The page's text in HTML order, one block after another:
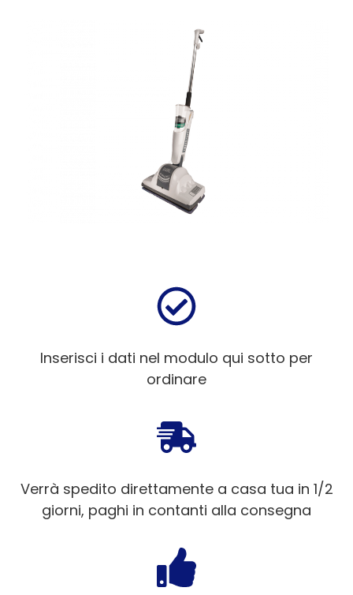
Inserisci i dati nel modulo qui sotto per
ordinare
Verrà spedito direttamente a casa tua in 1/2
giorni, paghi in contanti alla consegna